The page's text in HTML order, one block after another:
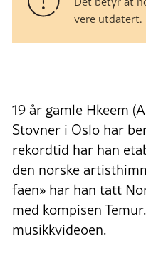
vere utdatert.
19 år gamle Hkeem
Stovner i Oslo har
rekordtid har han
den norske
faen» har han tatt
med kompisen
musikkvideoen.